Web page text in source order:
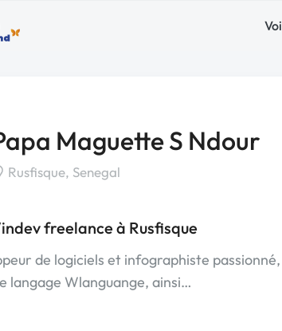
Maguette S Ndour
Rusfisque, Senegal
freelance à Rusfisque
de logiciels et infographiste
langage Wlanguange, ainsi…